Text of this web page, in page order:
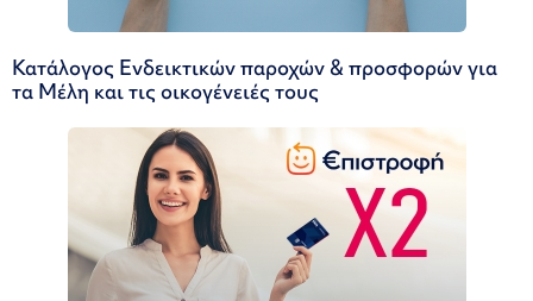
Κατάλογος Ενδεικτικών παροχών & προσφορών για
τα Μέλη και τις οικογένειές τους